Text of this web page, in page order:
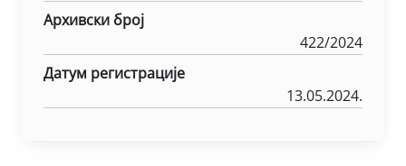
Архивски број
422/2024
Датум регистрације
13.05.2024.